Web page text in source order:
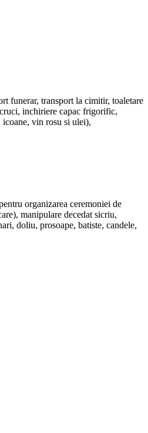
funerar, transport la cimitir, toaletare
inchiriere capac frigorific,
icoane, vin rosu si ulei),
organizarea ceremoniei de
manipulare decedat sicriu,
doliu, prosoape, batiste, candele,